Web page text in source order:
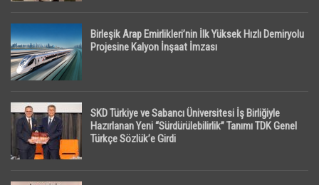
Birleşik Arap Emirlikleri’nin İlk Yüksek Hızlı Demiryolu
Projesine Kalyon İnşaat İmzası
SKD Türkiye ve Sabancı Üniversitesi İş Birliğiyle
Hazırlanan Yeni “Sürdürülebilirlik” Tanımı TDK Genel
Türkçe Sözlük’e Girdi